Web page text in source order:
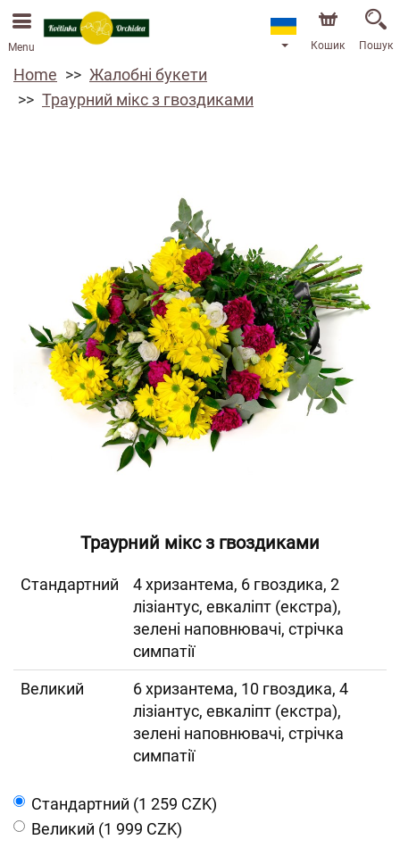
Ми приймаємо замовлення через наш інтернет-
магазин. Найближча можлива дата доставки —
13.08.2026 у зв’язку з відпусткою.
Menu Кошик Пошук
Home
Жалобні букети
Траурний мікс з гвоздиками
Траурний мікс з гвоздиками
Cтандартний
4 хризантема, 6 гвоздика, 2
лізіантус, евкаліпт (екстра),
зелені наповнювачі, стрічка
симпатії
Великий
6 хризантема, 10 гвоздика, 4
лізіантус, евкаліпт (екстра),
зелені наповнювачі, стрічка
симпатії
Cтандартний (1 259 CZK)
Великий (1 999 CZK)